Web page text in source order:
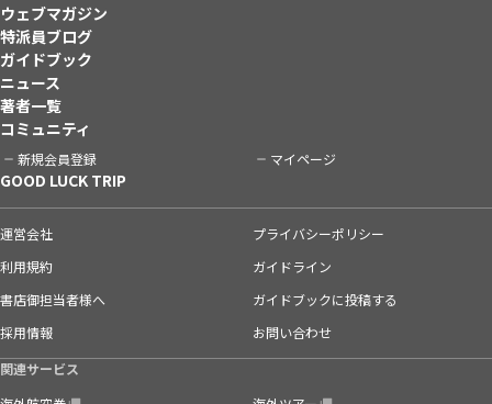
ウェブマガジン
特派員ブログ
ガイドブック
ニュース
著者一覧
コミュニティ
新規会員登録 マイページ
GOOD LUCK TRIP
運営会社
プライバシーポリシー
利用規約
ガイドライン
書店御担当者様へ
ガイドブックに投稿する
採用情報
お問い合わせ
関連サービス